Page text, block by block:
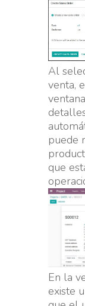
Al
venta,
puede
que
En la
existe